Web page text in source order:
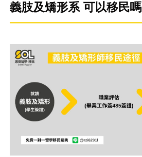
義肢及矯形系 可以移民嗎